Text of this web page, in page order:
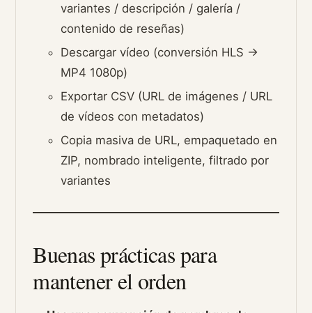
variantes / descripción / galería /
contenido de reseñas)
Descargar vídeo (conversión HLS →
MP4 1080p)
Exportar CSV (URL de imágenes / URL
de vídeos con metadatos)
Copia masiva de URL, empaquetado en
ZIP, nombrado inteligente, filtrado por
variantes
Buenas prácticas para
mantener el orden